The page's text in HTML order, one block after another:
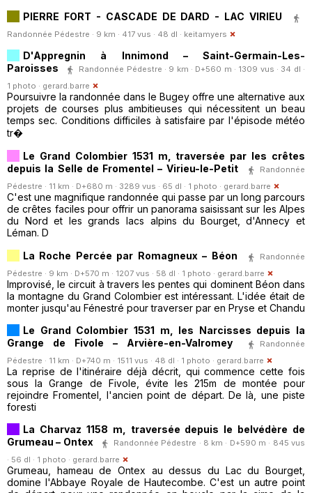
PIERRE FORT - CASCADE DE DARD - LAC VIRIEU
Randonnée Pédestre · 9 km · 417 vus · 48 dl · keitamyers
D'Appregnin à Innimond – Saint-Germain-Les-
Paroisses
Randonnée Pédestre · 9 km · D+560 m · 1309 vus · 34 dl ·
1 photo · gerard.barre
Poursuivre la randonnée dans le Bugey offre une alternative aux
projets de courses plus ambitieuses qui nécessitent un beau
temps sec. Conditions difficiles à satisfaire par l'épisode météo
tr�
Le Grand Colombier 1531 m, traversée par les crêtes
depuis la Selle de Fromentel – Virieu-le-Petit
Randonnée
Pédestre · 11 km · D+680 m · 3289 vus · 65 dl · 1 photo · gerard.barre
C'est une magnifique randonnée qui passe par un long parcours
de crêtes faciles pour offrir un panorama saisissant sur les Alpes
du Nord et les grands lacs alpins du Bourget, d'Annecy et
Léman. D
La Roche Percée par Romagneux – Béon
Randonnée
Pédestre · 9 km · D+570 m · 1207 vus · 58 dl · 1 photo · gerard.barre
Improvisé, le circuit à travers les pentes qui dominent Béon dans
la montagne du Grand Colombier est intéressant. L'idée était de
monter jusqu'au Fénestré pour traverser par en Pryse et Chandu
Le Grand Colombier 1531 m, les Narcisses depuis la
Grange de Fivole – Arvière-en-Valromey
Randonnée
Pédestre · 11 km · D+740 m · 1511 vus · 48 dl · 1 photo · gerard.barre
La reprise de l'itinéraire déjà décrit, qui commence cette fois
sous la Grange de Fivole, évite les 215m de montée pour
rejoindre Fromentel, l'ancien point de départ. De là, une piste
foresti
La Charvaz 1158 m, traversée depuis le belvédère de
Grumeau – Ontex
Randonnée Pédestre · 8 km · D+590 m · 845 vus
· 56 dl · 1 photo · gerard.barre
Grumeau, hameau de Ontex au dessus du Lac du Bourget,
domine l'Abbaye Royale de Hautecombe. C'est un autre point